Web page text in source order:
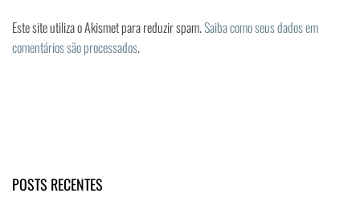
Este site utiliza o Akismet para reduzir spam.Saiba como seus dados em
comentários são processados.
POSTS RECENTES